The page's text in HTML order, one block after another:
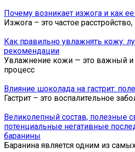
Почему возникает изжога и как
Изжога – это частое
Как правильно увлажнять кожу:
рекомендации
Увлажнение кожи — это важный
процесс
Влияние шоколада на гастрит:
Гастрит – это воспалительное
Великолепный состав, полезные
потенциальные негативные
баранины
Баранина является одним из